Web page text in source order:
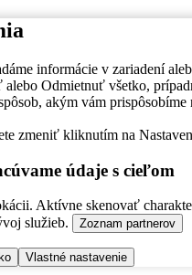
informácie v zariadení
Odmietnuť všetko,
akým vám
zmeniť kliknutím na
údaje s cieľom
Aktívne skenovať
služieb.
Zoznam partnerov
Vlastné nastavenie